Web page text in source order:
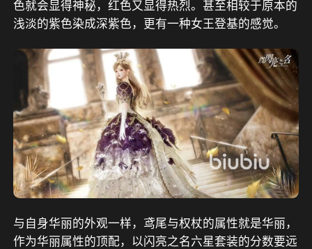
色就会显得神秘，红色又显得热烈。甚至相较于原本的
浅淡的紫色染成深紫色，更有一种女王登基的感觉。
与自身华丽的外观一样，鸢尾与权杖的属性就是华丽，
作为华丽属性的顶配，以闪亮之名六星套装的分数要远